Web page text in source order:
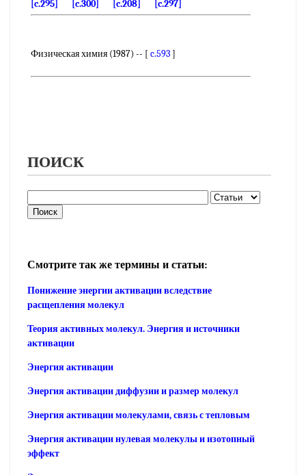
[c.295]
[c.300] [c.208] [c.297]
Физическая химия (1987) -- [ c.593]
ПОИСК
Смотрите так же термины и статьи:
Понижение энергии активации вследствие
расщепления молекул
Теория активных молекул. Энергия и источники
активации
Энергия активации
Энергия активации диффузии и размер молекул
Энергия активации молекулами, связь с тепловым
Энергия активации нулевая молекулы и изотопный
эффект